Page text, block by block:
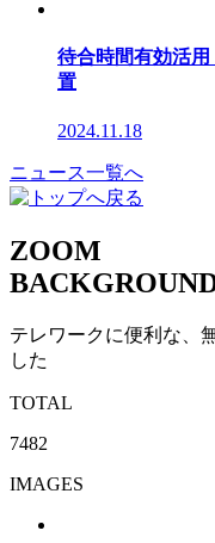
待合時間有効活
置
2024.11.18
ニュース一覧へ
ZOOM
テレワークに便利な、
した
TOTAL
7482
IMAGES